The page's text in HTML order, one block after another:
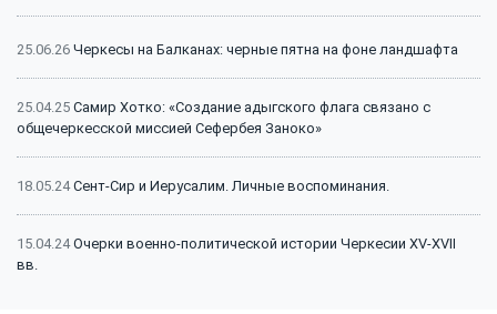
25.06.26 Черкесы на Балканах: черные пятна на фоне ландшафта
25.04.25 Самир Хотко: «Создание адыгского флага связано с
общечеркесской миссией Сефербея Заноко»
18.05.24Сент-Сир и Иерусалим. Личные воспоминания.
15.04.24Очерки военно-политической истории Черкесии XV-XVII
вв.